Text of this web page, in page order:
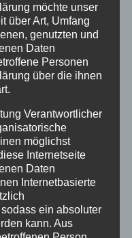
alpsee-grünten
Bürger Bürgerbüro
Dorfplatz
Grüntenhalle
möchte unser
über Art, Umfang
genutzten und
Daten
Personen
über die ihnen
Verantwortlicher
möglichst
Internetseite
Daten
Internetbasierte
ein absoluter
kann. Aus